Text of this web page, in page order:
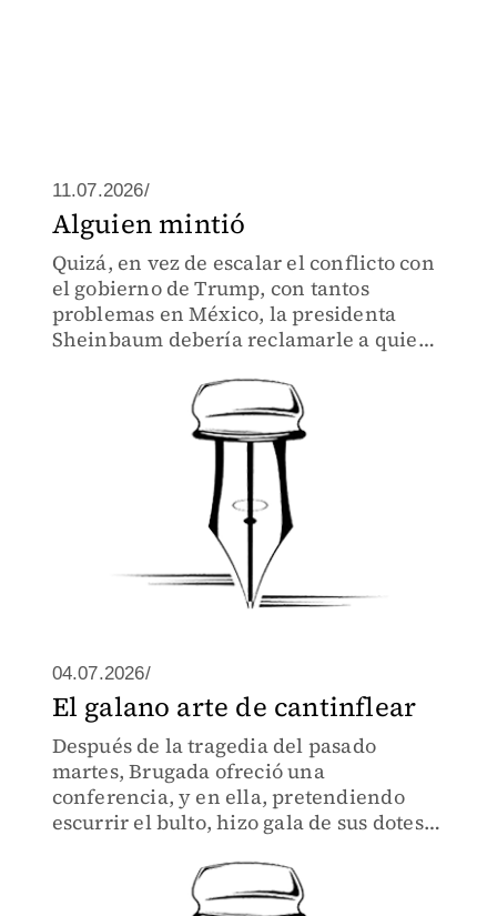
11.07.2026/
Alguien mintió
Quizá, en vez de escalar el conflicto con
el gobierno de Trump, con tantos
problemas en México, la presidenta
Sheinbaum debería reclamarle a quien
04.07.2026/
El galano arte de cantinflear
Después de la tragedia del pasado
martes, Brugada ofreció una
conferencia, y en ella, pretendiendo
escurrir el bulto, hizo gala de sus dotes
célebre Universidad Nacional del